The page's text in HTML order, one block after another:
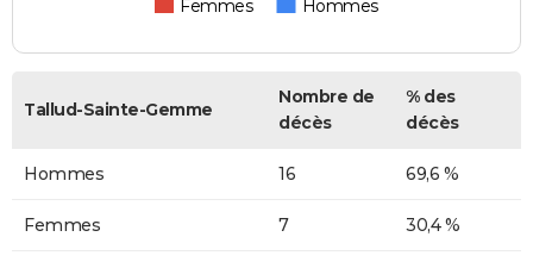
Femmes Hommes
Tallud-Sainte-Gemme
Nombre de
décès
% des
décès
Hommes 16 69,6 %
Femmes 7 30,4 %